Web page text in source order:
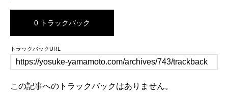
0 トラックバック
トラックバックURL
この記事へのトラックバックはありません。